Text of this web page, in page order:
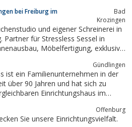
sowie das Bistro runden dieses
bei Freiburg im
Bad
Krozingen
und eigener Schreinerei in
Partner für Stressless Sessel in
exklusive
Gündlingen
ist ein Familienunternehmen in der
über 90 Jahren und hat sich zu
Für jede Aufgaben findenOffenburg
Sie unsere Einrichtungsvielfalt.